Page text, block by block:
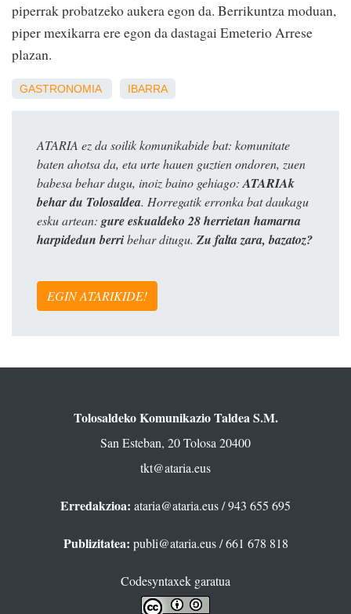
piperrak probatzeko aukera egon da. Berrikuntza moduan,
piper mexikarra ere egon da dastagai Emeterio Arrese
plazan.
GASTRONOMIA IBARRA
ATARIA ez da soilik komunikabide bat: komunitate
baten ahotsa da, eta urte hauen guztien ondoren, zuen
babesa behar dugu, inoiz baino gehiago: ATARIAk
behar du Tolosaldea. Horregatik erronka bat daukagu
esku artean: gure eskualdeko 28 herrietan hamarna
harpidedun berribehar ditugu. Zu falta zara, bazatoz?
EGIN ATARIKIDE!
Tolosaldeko Komunikazio Taldea S.M.
San Esteban, 20 Tolosa 20400
tkt@ataria.eus
Erredakzioa: ataria@ataria.eus/ 943 655 695
Publizitatea: publi@ataria.eus/ 661 678 818
Codesyntaxek garatua